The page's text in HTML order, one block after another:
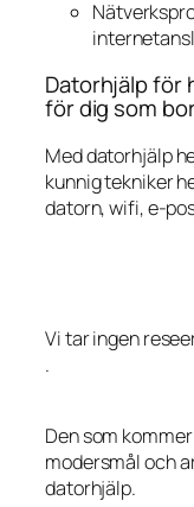
Datorhjälp för
för dig som
Med datorhjälp
kunnig tekniker
datorn, wifi, e-
Vi tar ingen
.
Den som
modersmål och
datorhjälp.